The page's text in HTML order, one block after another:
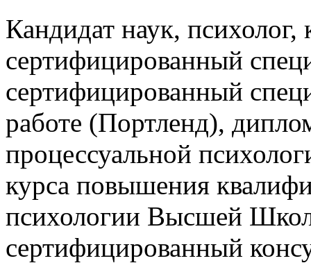
Кандидат наук, психолог,
сертифицированный
сертифицированный
работе (Портленд),
процессуальной
курса повышения
психологии Высшей
сертифицированный